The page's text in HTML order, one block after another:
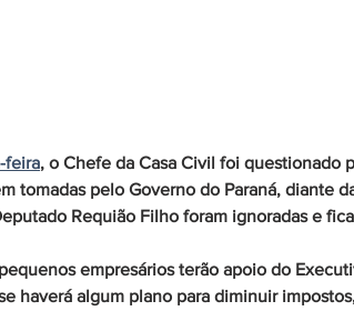
feira, o Chefe da Casa Civil foi questionado
tomadas pelo Governo do Paraná, diante
Requião Filho foram ignoradas e
empresários terão apoio do
haverá algum plano para diminuir